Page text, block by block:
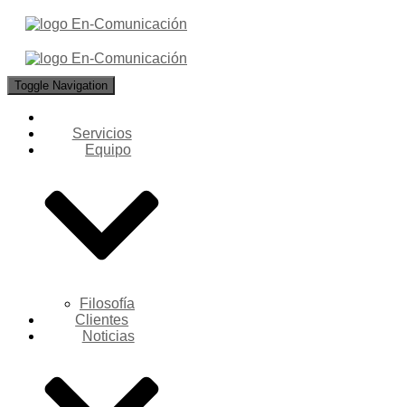
Toggle Navigation
Servicios
Equipo
Filosofía
Clientes
Noticias